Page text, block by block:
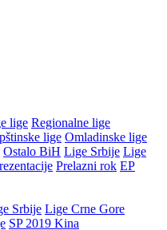
lige Regionalne lige
lige Omladinske lige
Ostalo BiH Lige Srbije Lige
Prelazni rok EP
Srbije Lige Crne Gore
SP 2019 Kina